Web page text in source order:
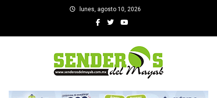
lunes, agosto 10, 2026
SENDEROS DEL MAYAB